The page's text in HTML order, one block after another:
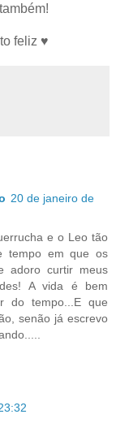
feliz ♥
20 de janeiro de
e o Leo tão
tempo em que os
adoro curtir meus
A vida é bem
do tempo...E que
senão já escrevo